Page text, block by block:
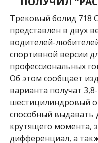
Трековый болид 718
представлен в двух
водителей-
спортивной версии
профессиональных
Об этом сообщает
варианта получат
шестицилиндровый
способный выдавать
крутящего момента,
дифференциал, а